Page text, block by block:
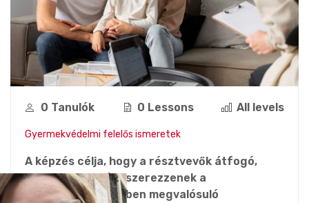
0 Tanulók 0 Lessons All levels
Gyermekvédelmi felelős ismeretek
A képzés célja, hogy a résztvevők átfogó,
gyakorlati tudást szerezzenek a
sportszervezetekben megvalósuló